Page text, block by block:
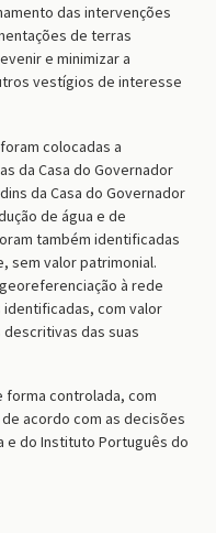
das intervenções
de terras
e minimizar a
vestígios de interesse
colocadas a
da Casa do Governador
da Casa do Governador
de água e de
também identificadas
sem valor patrimonial.
à rede
com valor
das suas
controlada, com
acordo com as decisões
e do Instituto Português do